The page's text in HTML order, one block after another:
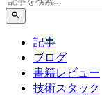
記事
ブログ
書籍レビュー
技術スタック